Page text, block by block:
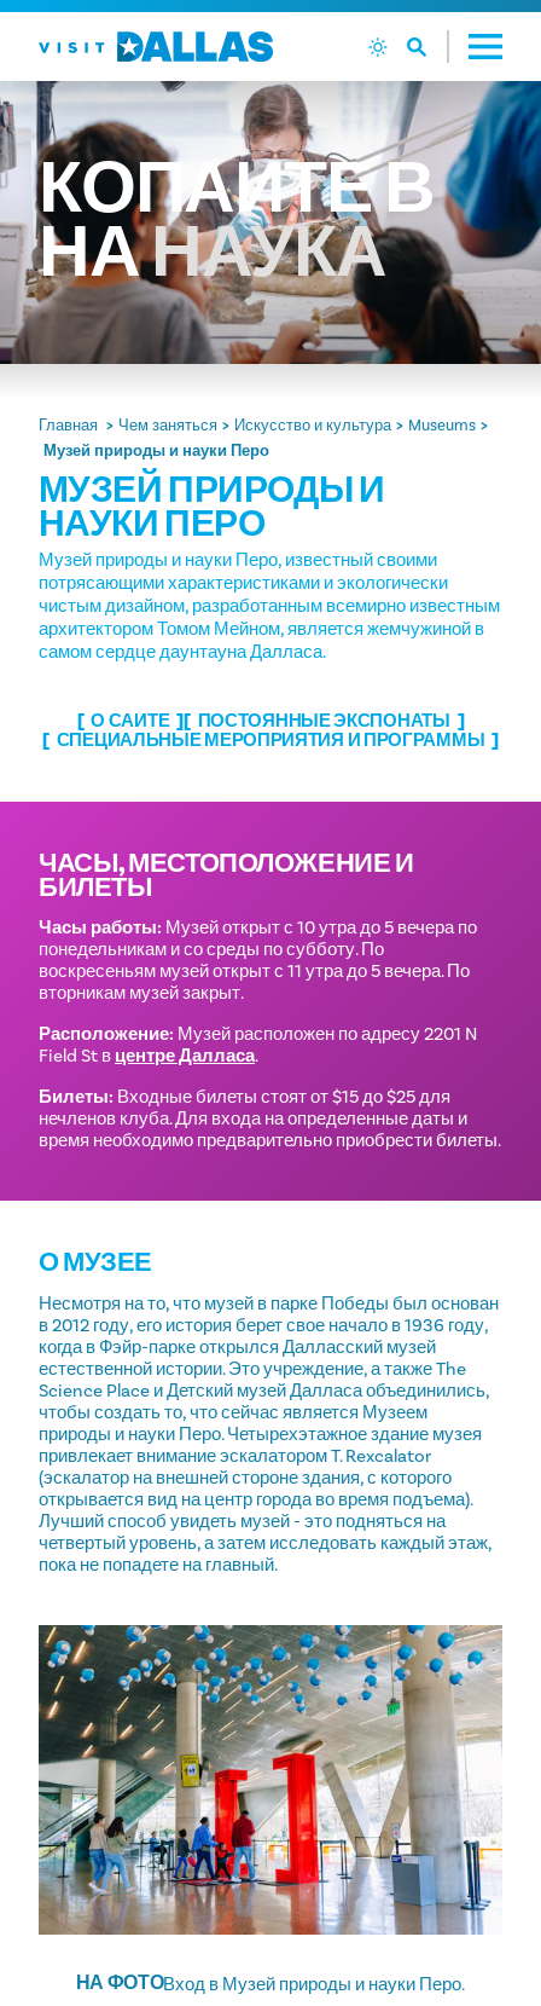
Перейти к содержанию
КОПАЙТЕВ
НАНАУКА
Главная Чем заняться Искусство и культура Museums
Музей природы и науки Перо
МУЗЕЙ ПРИРОДЫ И
НАУКИ ПЕРО
Музей природы и науки Перо, известный своими
потрясающими характеристиками и экологически
чистым дизайном, разработанным всемирно известным
архитектором Томом Мейном, является жемчужиной в
самом сердце даунтауна Далласа.
О САЙТЕ
ПОСТОЯННЫЕ ЭКСПОНАТЫ
СПЕЦИАЛЬНЫЕ МЕРОПРИЯТИЯ И ПРОГРАММЫ
ЧАСЫ, МЕСТОПОЛОЖЕНИЕ И
БИЛЕТЫ
Часы работы: Музей открыт с 10 утра до 5 вечера по
понедельникам и со среды по субботу. По
воскресеньям музей открыт с 11 утра до 5 вечера. По
вторникам музей закрыт.
Расположение: Музей расположен по адресу 2201 N
Field St в центре Далласа.
Билеты: Входные билеты стоят от $15 до $25 для
нечленов клуба. Для входа на определенные даты и
время необходимо предварительно приобрести билеты.
О МУЗЕЕ
Несмотря на то, что музей в парке Победы был основан
в 2012 году, его история берет свое начало в 1936 году,
когда в Фэйр-парке открылся Далласский музей
естественной истории. Это учреждение, а также The
Science Place и Детский музей Далласа объединились,
чтобы создать то, что сейчас является Музеем
природы и науки Перо. Четырехэтажное здание музея
привлекает внимание эскалатором T. Rexcalator
(эскалатор на внешней стороне здания, с которого
открывается вид на центр города во время подъема).
Лучший способ увидеть музей - это подняться на
четвертый уровень, а затем исследовать каждый этаж,
пока не попадете на главный.
НА ФОТОВход в Музей природы и науки Перо.